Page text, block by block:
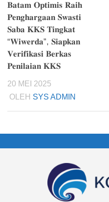
𝐁𝐚𝐭𝐚𝐦 𝐎𝐩𝐭𝐢𝐦𝐢𝐬 𝐑𝐚𝐢𝐡
𝐏𝐞𝐧𝐠𝐡𝐚𝐫𝐠𝐚𝐚𝐧 𝐒𝐰𝐚𝐬𝐭𝐢
𝐒𝐚𝐛𝐚 𝐊𝐊𝐒 𝐓𝐢𝐧𝐠𝐤𝐚𝐭
“𝐖𝐢𝐰𝐞𝐫𝐝𝐚”, 𝐒𝐢𝐚𝐩𝐤𝐚𝐧
𝐕𝐞𝐫𝐢𝐟𝐢𝐤𝐚𝐬𝐢 𝐁𝐞𝐫𝐤𝐚𝐬
𝐏𝐞𝐧𝐢𝐥𝐚𝐢𝐚𝐧 𝐊𝐊𝐒
20 MEI 2025
OLEH SYS ADMIN